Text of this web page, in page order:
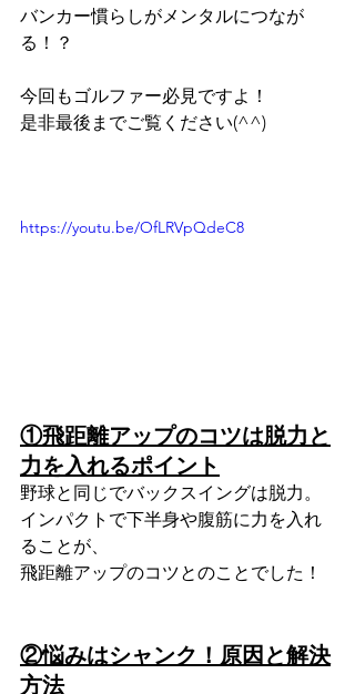
バンカー慣らしがメンタルにつなが
る！？
今回もゴルファー必見ですよ！
是非最後までご覧ください(^^)
https://youtu.be/OfLRVpQdeC8
①飛距離アップのコツは脱力と
力を入れるポイント
野球と同じでバックスイングは脱力。
インパクトで下半身や腹筋に力を入れ
ることが、
飛距離アップのコツとのことでした！
②悩みはシャンク！原因と解決
方法